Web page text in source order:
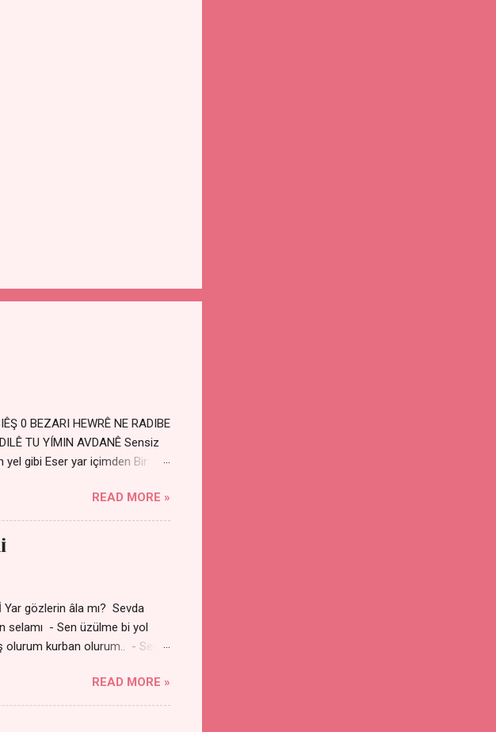
0 BEZARI HEWRÊ NE RADIBE
TU YÍMIN AVDANÊ Sensiz
yel gibi Eser yar içimden Bir
im Adını sayıklarREAD MORE »
Yar gözlerin âla mı? Sevda
selamı - Sen üzülme bi yol
kurban olurum.. - Sen
Şu cefalar reva mı? Herkes
bi yol bulurum İste dünyayı
- Sen gülümse bi yol
READ MORE »